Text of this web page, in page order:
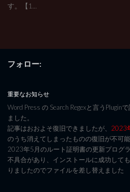
す。【1...
フォロー:
重要なお知らせ
Word Press の Search Regexと言うPlugin
ました。
記事はおおよそ復旧できましたが、 2023
のうち消えてしまったものの復旧が不可
2023年5月のルート証明書の更新プログ
不具合があり、インストールに成功して
りましたのでファイルを差し替えました